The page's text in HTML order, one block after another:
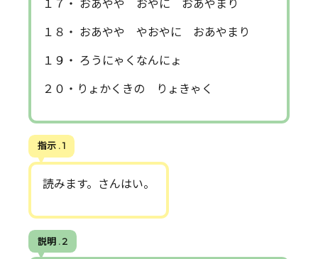
１７・ おあやや おやに おあやまり
１８・ おあやや やおやに おあやまり
１９・ ろうにゃくなんにょ
２０・りょかくきの りょきゃく
指示 . 1
読みます。さんはい。
説明 . 2